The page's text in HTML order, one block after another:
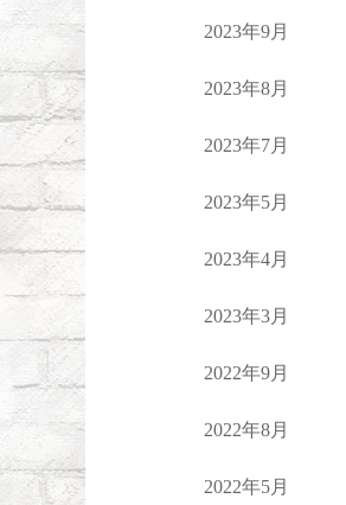
2023年9月
2023年8月
2023年7月
2023年5月
2023年4月
2023年3月
2022年9月
2022年8月
2022年5月